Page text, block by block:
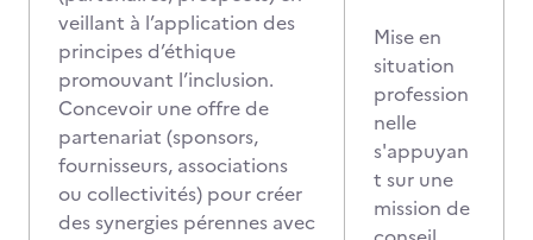
veillant à l’application des
principes d’éthique
promouvant l’inclusion.
Concevoir une offre de
partenariat (sponsors,
fournisseurs, associations
ou collectivités) pour créer
des synergies pérennes avec
Mise en
situation
profession
nelle
s'appuyan
t sur une
mission de